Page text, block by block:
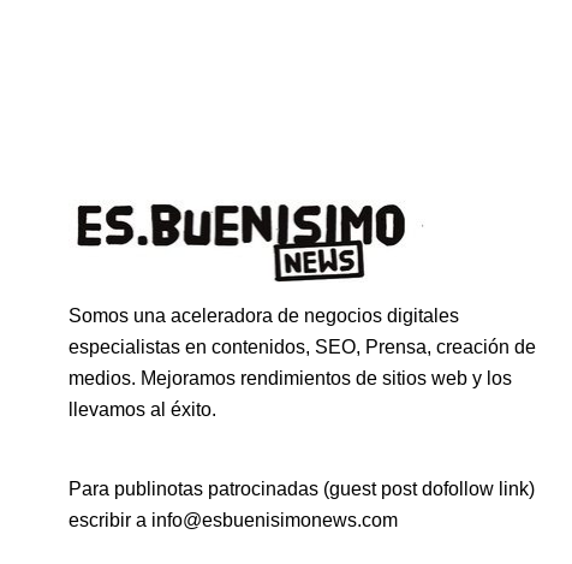
Somos una aceleradora de negocios digitales
especialistas en contenidos, SEO, Prensa, creación de
medios. Mejoramos rendimientos de sitios web y los
llevamos al éxito.
Para publinotas patrocinadas (guest post dofollow link)
escribir a info@esbuenisimonews.com